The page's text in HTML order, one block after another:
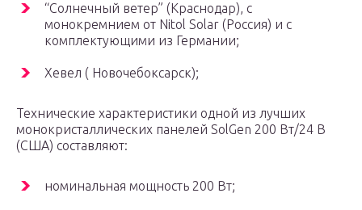
“Солнечный ветер” (Краснодар), с
монокремнием от Nitol Solar (Россия) и с
комплектующими из Германии;
Хевел ( Новочебоксарск);
Технические характеристики одной из лучших
монокристаллических панелей SolGen 200 Вт/24 В
(США) составляют:
номинальная мощность 200 Вт;